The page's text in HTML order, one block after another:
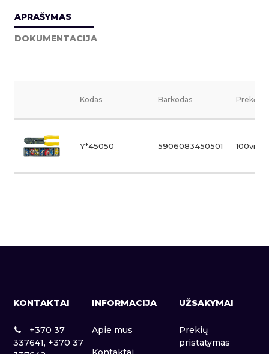
APRAŠYMAS
DOKUMENTACIJA
Kodas Barkodas Prekės
Y*45050 5906083450501 100vnt.
KONTAKTAI
+370 37
337641, +370 37
INFORMACIJA
Apie mus
UŽSAKYMAI
Prekių
pristatymas